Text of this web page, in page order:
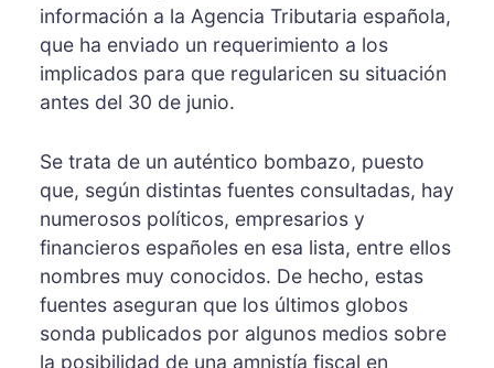
información a la Agencia Tributaria española,
que ha enviado un requerimiento a los
implicados para que regularicen su situación
antes del 30 de junio.
Se trata de un auténtico bombazo, puesto
que, según distintas fuentes consultadas, hay
numerosos políticos, empresarios y
financieros españoles en esa lista, entre ellos
nombres muy conocidos. De hecho, estas
fuentes aseguran que los últimos globos
sonda publicados por algunos medios sobre
la posibilidad de una amnistía fiscal en